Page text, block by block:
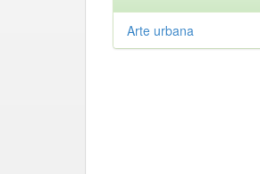
Arte urbana